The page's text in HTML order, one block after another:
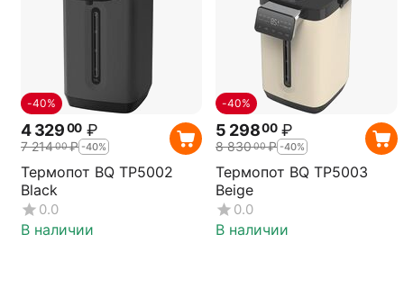
-40%
4 32900 ₽
7 21400₽ -40%
Термопот BQ TP5002
Black
0.0
В наличии
-40%
5 29800 ₽
8 83000₽ -40%
Термопот BQ TP5003
Beige
0.0
В наличии